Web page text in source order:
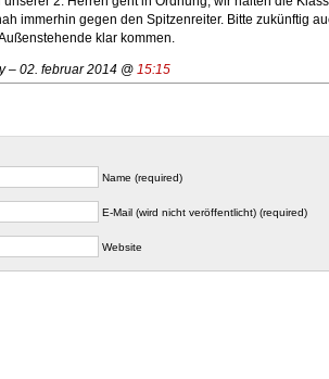
immerhin gegen den Spitzenreiter. Bitte zukünftig
klar kommen.
– 02. februar 2014 @ 15:15
Name (required)
E-Mail (wird nicht veröffentlicht) (required)
Website